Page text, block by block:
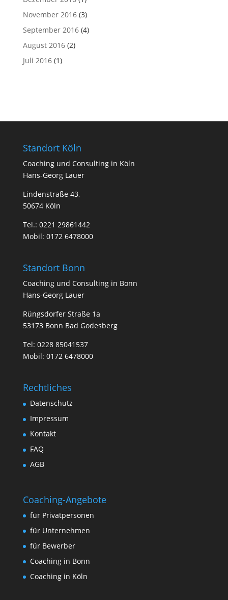
November 2016(3)
September 2016(4)
August 2016(2)
Juli 2016(1)
Standort Köln
Coa­ching und Con­sul­ting in Köln
Hans-Georg Lauer
Lindenstraße 43,
50674 Köln
Tel.: 0221 29861442
Mobil: 0172 6478000
Standort Bonn
Coa­ching und Con­sul­ting in Bonn
Hans-Georg Lauer
Rüngsdorfer Straße 1a
53173 Bonn Bad Godesberg
Tel: 0228 85041537
Mobil: 0172 6478000
Rechtliches
Datenschutz
Impressum
Kontakt
FAQ
AGB
Coaching-Angebote
für Privatpersonen
für Unternehmen
für Bewerber
Coaching in Bonn
Coaching in Köln